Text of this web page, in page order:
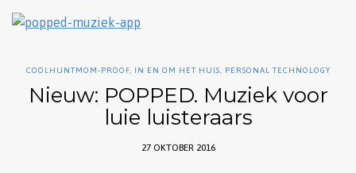
COOLHUNTMOM-PROOF, IN EN OM HET HUIS PERSONAL TECHNOLOGY
Nieuw: POPPED. Muziek voor
luie luisteraars
27 OKTOBER 2016